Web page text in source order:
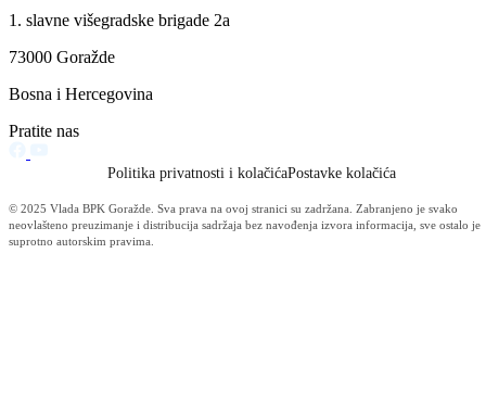
KANTONALNA UPRAVA CIVILNE ZAŠTITE BPK GORAŽDE
Pokaznom vježbom „Brza reakcija-Drina 2025“ pokazana spremnost
jedinica u sistemu civilne zaštite
18.09.2025